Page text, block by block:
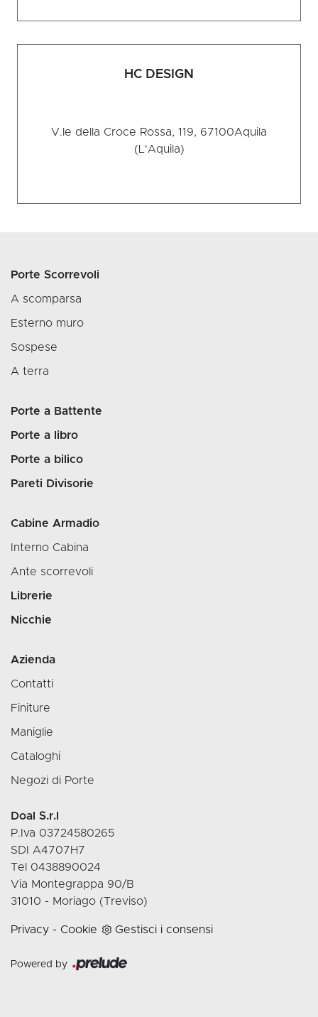
HC DESIGN
V.le della Croce Rossa, 119, 67100Aquila
(L'Aquila)
Porte Scorrevoli
A scomparsa
Esterno muro
Sospese
A terra
Porte a Battente
Porte a libro
Porte a bilico
Pareti Divisorie
Cabine Armadio
Interno Cabina
Ante scorrevoli
Librerie
Nicchie
Azienda
Contatti
Finiture
Maniglie
Cataloghi
Negozi di Porte
Doal S.r.l
P.Iva 03724580265
SDI A4707H7
Tel 0438890024
Via Montegrappa 90/B
31010 - Moriago (Treviso)
Privacy - Cookie Gestisci i consensi
Powered by